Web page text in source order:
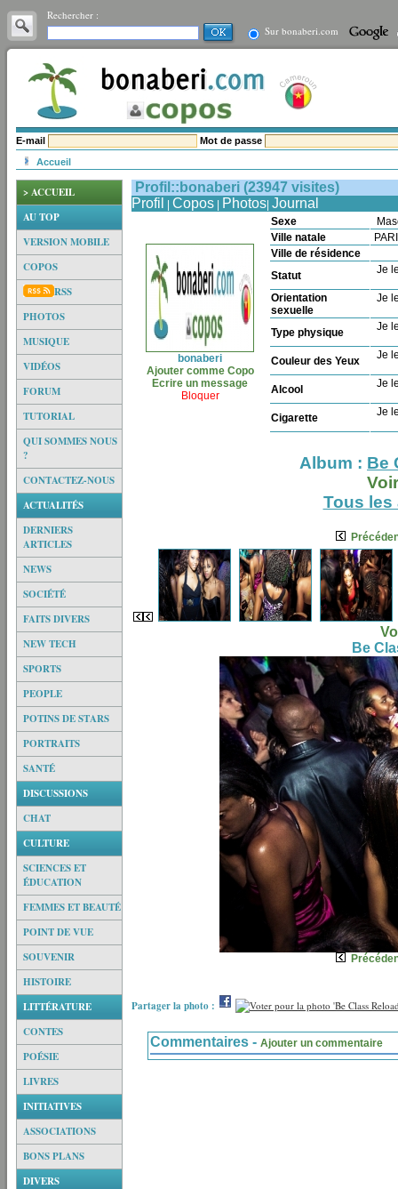
Rechercher :
Sur bonaberi.com
E-mail
Mot de passe
Accueil
> ACCUEIL
AU TOP
VERSION MOBILE
COPOS
RSS
PHOTOS
MUSIQUE
VIDÉOS
FORUM
TUTORIAL
QUI SOMMES NOUS
?
CONTACTEZ-NOUS
ACTUALITÉS
DERNIERS
ARTICLES
NEWS
SOCIÉTÉ
FAITS DIVERS
NEW TECH
SPORTS
PEOPLE
POTINS DE STARS
PORTRAITS
SANTÉ
DISCUSSIONS
CHAT
CULTURE
SCIENCES ET
ÉDUCATION
FEMMES ET BEAUTÉ
POINT DE VUE
SOUVENIR
HISTOIRE
LITTÉRATURE
CONTES
POÉSIE
LIVRES
INITIATIVES
ASSOCIATIONS
BONS PLANS
DIVERS
Profil::bonaberi (23947 visites)
Profil
Copos Photos Journal
bonaberi
Ajouter comme Copo
Ecrire un message
Bloquer
Sexe
Ville natale
Ville de résidence
Statut
Je
Orientation
sexuelle
Je
Type physique Je
Couleur des Yeux Je
Alcool Je
Cigarette Je
Album : Be
Tous les
Be
Partager la photo :
Commentaires - Ajouter un commentaire